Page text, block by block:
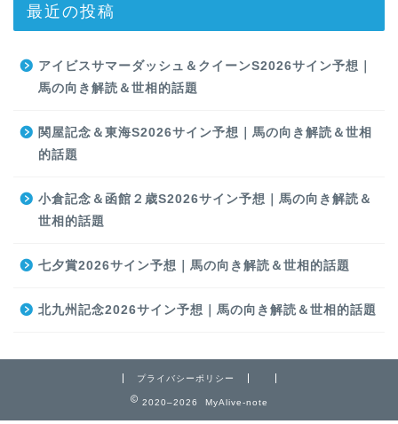
最近の投稿
アイビスサマーダッシュ＆クイーンS2026サイン予想｜
馬の向き解読＆世相的話題
関屋記念＆東海S2026サイン予想｜馬の向き解読＆世相
的話題
小倉記念＆函館２歳S2026サイン予想｜馬の向き解読＆
世相的話題
七夕賞2026サイン予想｜馬の向き解読＆世相的話題
北九州記念2026サイン予想｜馬の向き解読＆世相的話題
プライバシーポリシー
2020–2026 MyAlive-note